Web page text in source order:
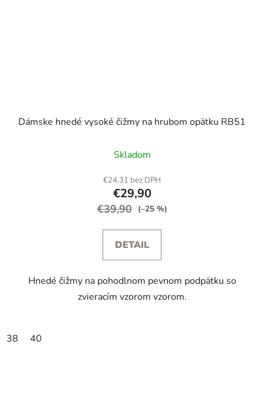
Dámske hnedé vysoké čižmy na hrubom opätku RB51
Skladom
€24,31 bez DPH
€29,90
€39,90 (–25 %)
DETAIL
Hnedé čižmy na pohodlnom pevnom podpätku so
zvieracím vzorom vzorom.
38 40